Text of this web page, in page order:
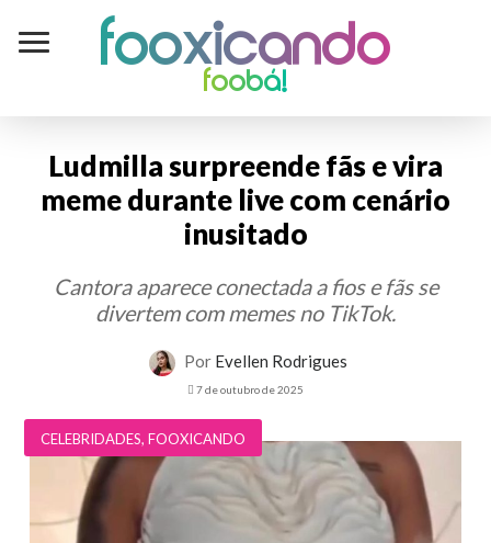
Fooxicando
foobá!
Ludmilla surpreende fãs e vira
meme durante live com cenário
inusitado
Cantora aparece conectada a fios e fãs se
divertem com memes no TikTok.
Por Evellen Rodrigues
7 de outubro de 2025
CELEBRIDADES,FOOXICANDO